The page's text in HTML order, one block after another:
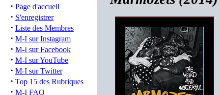
· Page d'accueil
· S'enregistrer
· Liste des Membres
· M-I sur Instagram
· M-I sur Facebook
· M-I sur YouTube
· M-I sur Twitter
· Top 15 des Rubriques
· M-I FAQ